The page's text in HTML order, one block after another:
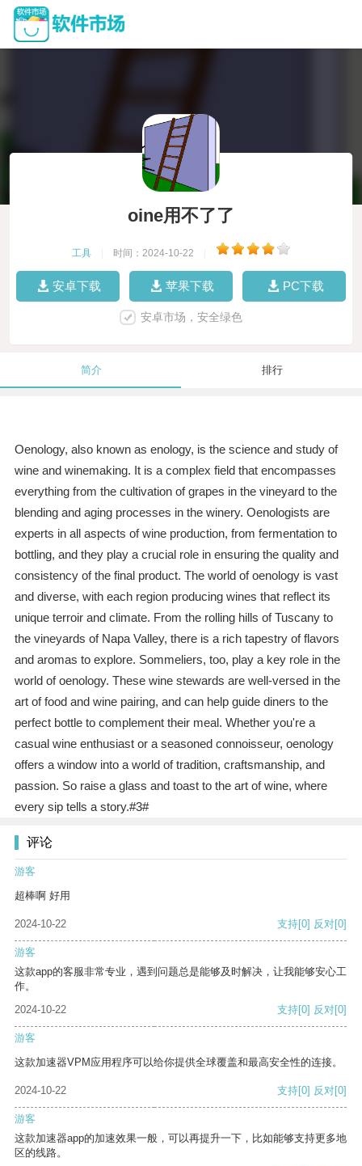
oine用不了了
工具 时间：2024-10-22
安卓下载 苹果下载 PC下载
安卓市场，安全绿色
简介 排行
Oenology, also known as enology, is the science and study of
wine and winemaking. It is a complex field that encompasses
everything from the cultivation of grapes in the vineyard to the
blending and aging processes in the winery. Oenologists are
experts in all aspects of wine production, from fermentation to
bottling, and they play a crucial role in ensuring the quality and
consistency of the final product. The world of oenology is vast
and diverse, with each region producing wines that reflect its
unique terroir and climate. From the rolling hills of Tuscany to
the vineyards of Napa Valley, there is a rich tapestry of flavors
and aromas to explore. Sommeliers, too, play a key role in the
world of oenology. These wine stewards are well-versed in the
art of food and wine pairing, and can help guide diners to the
perfect bottle to complement their meal. Whether you're a
casual wine enthusiast or a seasoned connoisseur, oenology
offers a window into a world of tradition, craftsmanship, and
passion. So raise a glass and toast to the art of wine, where
every sip tells a story.#3#
评论
游客
超棒啊 好用
2024-10-22 支持[0] 反对[0]
游客
这款app的客服非常专业，遇到问题总是能够及时解决，让我能够安心工
作。
2024-10-22
支持[0] 反对[0]
游客
这款加速器VPM应用程序可以给你提供全球覆盖和最高安全性的连接。
2024-10-22 支持[0] 反对[0]
游客
这款加速器app的加速效果一般，可以再提升一下，比如能够支持更多地
区的线路。